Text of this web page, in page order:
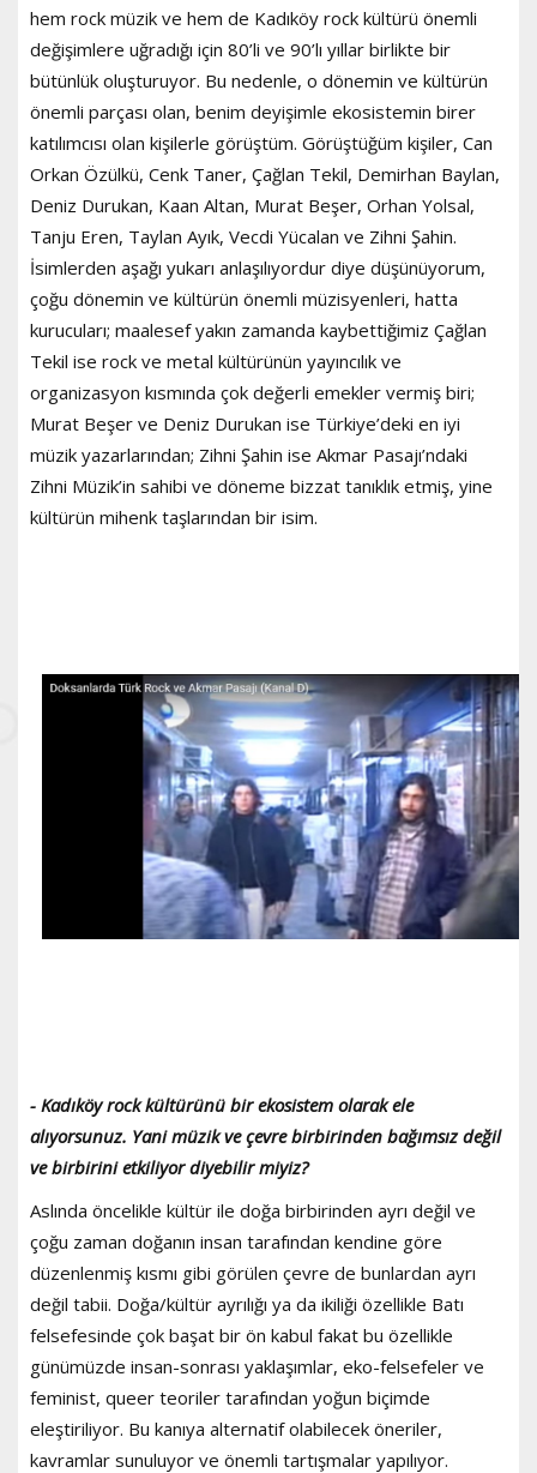
hem rock müzik ve hem de Kadıköy rock kültürü önemli
değişimlere uğradığı için 80’li ve 90’lı yıllar birlikte bir
bütünlük oluşturuyor. Bu nedenle, o dönemin ve kültürün
önemli parçası olan, benim deyişimle ekosistemin birer
katılımcısı olan kişilerle görüştüm. Görüştüğüm kişiler, Can
Orkan Özülkü, Cenk Taner, Çağlan Tekil, Demirhan Baylan,
Deniz Durukan, Kaan Altan, Murat Beşer, Orhan Yolsal,
Tanju Eren, Taylan Ayık, Vecdi Yücalan ve Zihni Şahin.
İsimlerden aşağı yukarı anlaşılıyordur diye düşünüyorum,
çoğu dönemin ve kültürün önemli müzisyenleri, hatta
kurucuları; maalesef yakın zamanda kaybettiğimiz Çağlan
Tekil ise rock ve metal kültürünün yayıncılık ve
organizasyon kısmında çok değerli emekler vermiş biri;
Murat Beşer ve Deniz Durukan ise Türkiye’deki en iyi
müzik yazarlarından; Zihni Şahin ise Akmar Pasajı’ndaki
Zihni Müzik’in sahibi ve döneme bizzat tanıklık etmiş, yine
kültürün mihenk taşlarından bir isim.
- Kadıköy rock kültürünü bir ekosistem olarak ele
alıyorsunuz. Yani müzik ve çevre birbirinden bağımsız değil
ve birbirini etkiliyor diyebilir miyiz?
Aslında öncelikle kültür ile doğa birbirinden ayrı değil ve
çoğu zaman doğanın insan tarafından kendine göre
düzenlenmiş kısmı gibi görülen çevre de bunlardan ayrı
değil tabii. Doğa/kültür ayrılığı ya da ikiliği özellikle Batı
felsefesinde çok başat bir ön kabul fakat bu özellikle
günümüzde insan-sonrası yaklaşımlar, eko-felsefeler ve
feminist, queer teoriler tarafından yoğun biçimde
eleştiriliyor. Bu kanıya alternatif olabilecek öneriler,
kavramlar sunuluyor ve önemli tartışmalar yapılıyor.